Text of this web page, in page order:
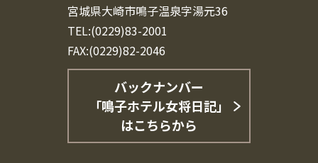
宮城県大崎市鳴子温泉字湯元36
TEL:(0229)83-2001
FAX:(0229)82-2046
バックナンバー
「鳴子ホテル女将日記」
はこちらから